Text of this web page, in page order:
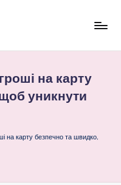
на карту
уникнути
на карту безпечно та швидко,